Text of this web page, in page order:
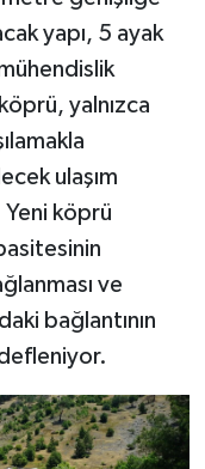
yapı, 5 ayak
yalnızca
ulaşım
köprü
ve
bağlantının